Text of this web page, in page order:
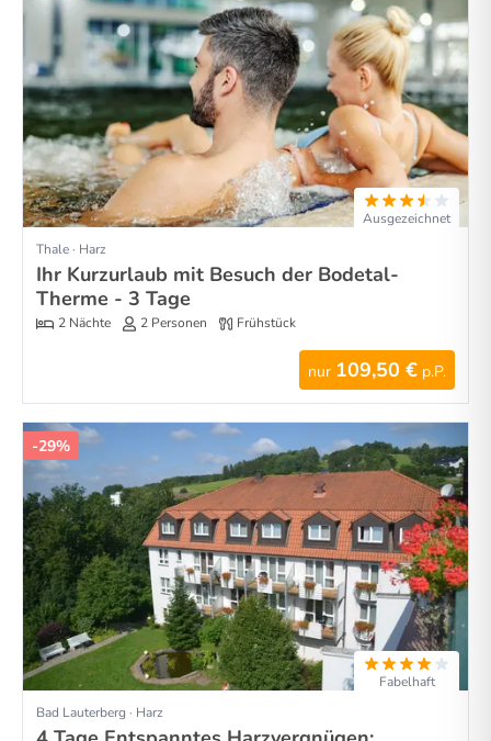
Ausgezeichnet
Thale · Harz
Ihr Kurzurlaub mit Besuch der Bodetal-
Therme - 3 Tage
2 Nächte 2 Personen Frühstück
nur 109,50 € p.P.
-29%
Fabelhaft
Bad Lauterberg · Harz